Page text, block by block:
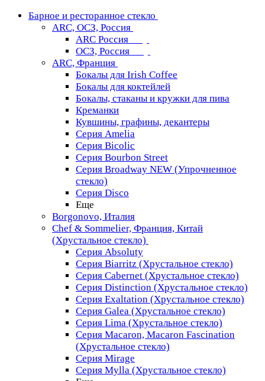
Барное и ресторанное стекло
ARC, ОСЗ, Россия
ARC Россия
ОСЗ, Россия
ARC, Франция
Бокалы для Irish Coffee
Бокалы для коктейлей
Бокалы, стаканы и кружки для пива
Креманки
Кувшины, графины, декантеры
Серия Amelia
Серия Bicolic
Серия Bourbon Street
Серия Broadway NEW (Упрочненное
стекло)
Серия Disco
Еще
Borgonovo, Италия
Chef & Sommelier, Франция, Китай
(Хрустальное стекло)
Серия Absoluty
Серия Biarritz (Хрустальное стекло)
Серия Cabernet (Хрустальное стекло)
Серия Distinction (Хрустальное стекло)
Серия Exaltation (Хрустальное стекло)
Серия Galea (Хрустальное стекло)
Серия Lima (Хрустальное стекло)
Серия Macaron, Macaron Fascination
(Хрустальное стекло)
Серия Mirage
Серия Mylla (Хрустальное стекло)